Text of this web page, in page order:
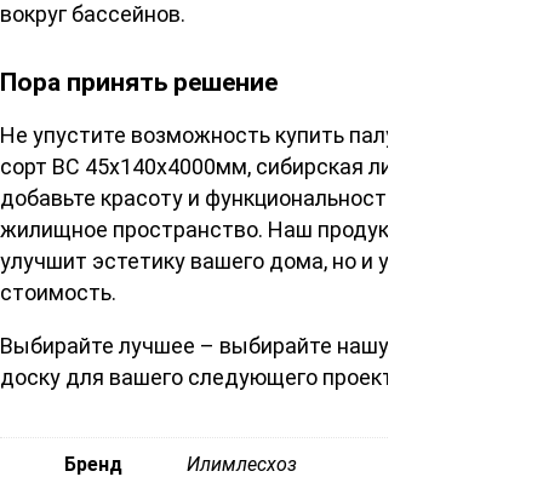
вокруг бассейнов.
Пора принять решение
Не упустите возможность купить палубную доску
сорт ВС 45х140х4000мм, сибирская лиственница и
добавьте красоту и функциональность в ваше
жилищное пространство. Наш продукт не только
улучшит эстетику вашего дома, но и увеличит его
стоимость.
Выбирайте лучшее – выбирайте нашу палубную
доску для вашего следующего проекта.
Бренд Илимлесхоз